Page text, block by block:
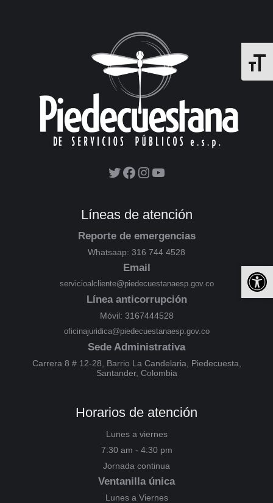
Líneas de atención
Reporte de emergencias
Whatsaap: 316 744 4528
Email
servicioalcliente@piedecuestanaesp.gov.co
Línea anticorrupción
Móvil: 3167444528
oficinajuridica@piedecuestanaesp.gov.co
Sede Administrativa
Carrera 8 # 12-28, Barrio La Candelaria, Piedecuesta,
Santander, Colombia
Horarios de atención
Lunes a viernes
7:30 am - 4:30 pm
Jornada continua
Ventanilla única
Lunes a Viernes